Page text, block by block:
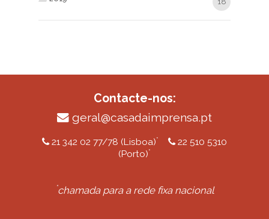
Contacte-nos:
geral@casadaimprensa.pt
21 342 02 77/78 (Lisboa)*
22 510 5310
(Porto)*
*chamada para a rede fixa nacional